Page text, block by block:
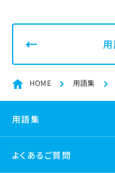
HOME 用語集
用語集
よくあるご質問